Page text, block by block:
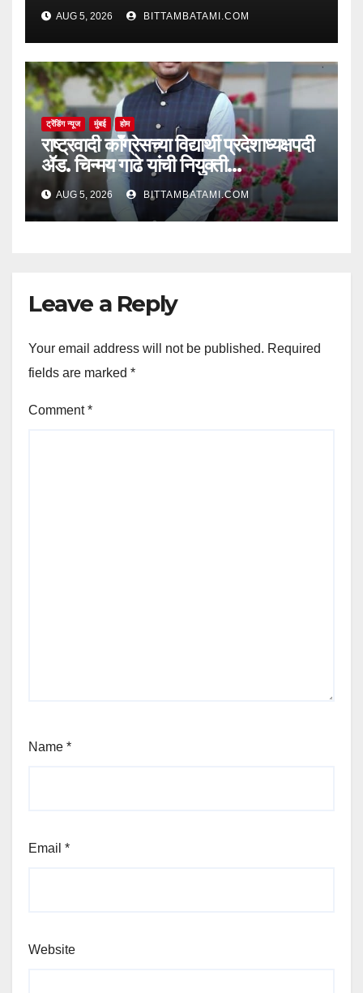
AUG 5, 2026 BITTAMBATAMI.COM
ट्रेंडिंग न्यूज मुंबई होम
राष्ट्रवादी काँग्रेसच्या विद्यार्थी प्रदेशाध्यक्षपदी
ॲड. चिन्मय गाढे यांची नियुक्ती…
AUG 5, 2026 BITTAMBATAMI.COM
Leave a Reply
Your email address will not be published. Required
fields are marked *
Comment*
Name *
Email *
Website